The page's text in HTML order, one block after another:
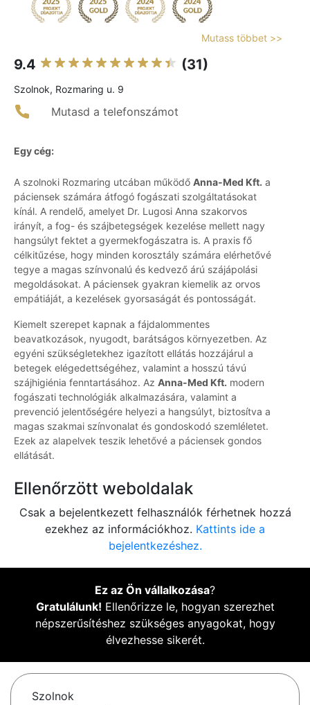
Mutass többet >>
9.4 (31)
Szolnok, Rozmaring u. 9
Mutasd a telefonszámot
Egy cég:
A szolnoki Rozmaring utcában működő Anna-Med Kft. a
páciensek számára átfogó fogászati szolgáltatásokat
kínál. A rendelő, amelyet Dr. Lugosi Anna szakorvos
irányít, a fog- és szájbetegségek kezelése mellett nagy
hangsúlyt fektet a gyermekfogászatra is. A praxis fő
célkitűzése, hogy minden korosztály számára elérhetővé
tegye a magas színvonalú és kedvező árú szájápolási
megoldásokat. A páciensek gyakran kiemelik az orvos
empátiáját, a kezelések gyorsaságát és pontosságát.
Kiemelt szerepet kapnak a fájdalommentes
beavatkozások, nyugodt, barátságos környezetben. Az
egyéni szükségletekhez igazított ellátás hozzájárul a
betegek elégedettségéhez, valamint a hosszú távú
szájhigiénia fenntartásához. Az Anna-Med Kft. modern
fogászati technológiák alkalmazására, valamint a
prevenció jelentőségére helyezi a hangsúlyt, biztosítva a
magas szakmai színvonalat és gondoskodó szemléletet.
Ezek az alapelvek teszik lehetővé a páciensek gondos
ellátását.
Ellenőrzött weboldalak
Csak a bejelentkezett felhasználók férhetnek hozzá
ezekhez az információkhoz. Kattints ide a
bejelentkezéshez.
Ez az Ön vállalkozása?
Gratulálunk! Ellenőrizze le, hogyan szerezhet
népszerűsítéshez szükséges anyagokat, hogy
élvezhesse sikerét.
Szolnok